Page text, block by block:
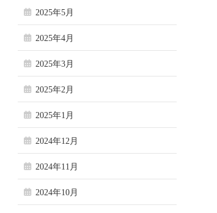
2025年5月
2025年4月
2025年3月
2025年2月
2025年1月
2024年12月
2024年11月
2024年10月